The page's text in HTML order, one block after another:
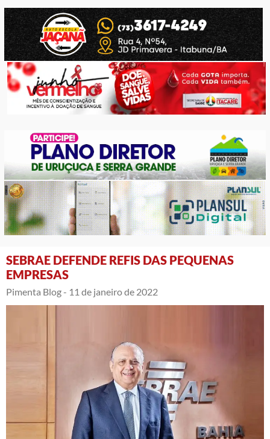
SEBRAE DEFENDE REFIS DAS PEQUENAS
EMPRESAS
Pimenta Blog - 11 de janeiro de 2022